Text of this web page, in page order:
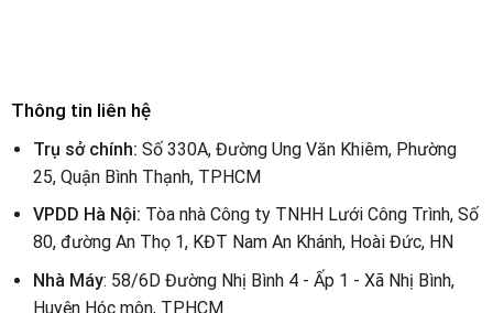
Thông tin liên hệ
Trụ sở chính: Số 330A, Đường Ung Văn Khiêm, Phường
25, Quận Bình Thạnh, TPHCM
VPDD Hà Nội: Tòa nhà Công ty TNHH Lưới Công Trình, Số
80, đường An Thọ 1, KĐT Nam An Khánh, Hoài Đức, HN
Nhà Máy: 58/6D Đường Nhị Bình 4 - Ấp 1 - Xã Nhị Bình,
Huyện Hóc môn, TPHCM